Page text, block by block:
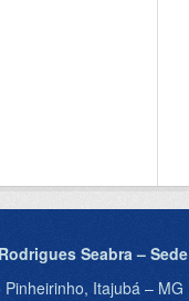
Seabra – Sede
Itajubá – MG